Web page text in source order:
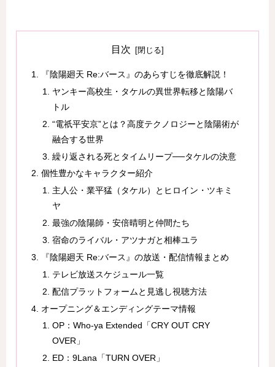
目次
『陰陽廻天 Re:バース』のあらすじを徹底解説！
ヤンキー高校生・タケルの異世界転移と陰陽バ
トル
“電祇平安京”とは？高度テクノロジーと陰陽術が
融合する世界
繰り返される死とタイムリープ──タケルの決意
個性豊かなキャラクター紹介
主人公・業平猛（タケル）とヒロイン・ツキミ
ヤ
最強の陰陽師・安倍晴明と仲間たち
宿命のライバル・アツナガと相棒ユラ
『陰陽廻天 Re:バース』の放送・配信情報まとめ
テレビ放送スケジュール一覧
配信プラットフォームと見逃し視聴方法
オープニング＆エンディングテーマ情報
OP：Who-ya Extended「CRY OUT CRY
OVER」
ED：9Lana「TURN OVER」